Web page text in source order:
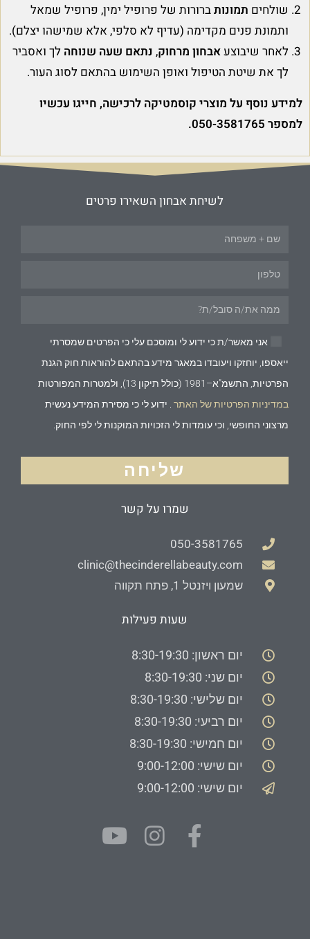
שולחים תמונותברורות של פרופיל ימין, פרופיל שמאל
ותמונת פנים מקדימה (עדיף לא סלפי, אלא שמישהו יצלם).
לאחר שיבוצעאבחון מרחוק, נתאם שעה שנוחה לך ואסביר
לך את שיטת הטיפול ואופן השימוש בהתאם לסוג העור.
למידע נוסף על מוצרי קוסמטיקה לרכישה, חייגו עכשיו
למספר 050-3581765.
לשיחת אבחון השאירו פרטים
אני מאשר/ת כי ידוע לי ומוסכם עלי כי הפרטים שמסרתי
ייאספו, יוחזקו ויעובדו במאגר מידע בהתאם להוראות חוק הגנת
הפרטיות, התשמ"א–1981 (כולל תיקון 13), ולמטרות המפורטות
במדיניות הפרטיות של האתר
. ידוע לי כי מסירת המידע נעשית
מרצוני החופשי, וכי עומדות לי הזכויות המוקנות לי לפי החוק.
שליחה
שמרו על קשר
050-3581765
clinic@thecinderellabeauty.com
שמעון ויזנטל 1, פתח תקווה
שעות פעילות
יום ראשון: 8:30-19:30
יום שני: 8:30-19:30
יום שלישי: 8:30-19:30
יום רביעי: 8:30-19:30
יום חמישי: 8:30-19:30
יום שישי: 9:00-12:00
יום שישי: 9:00-12:00